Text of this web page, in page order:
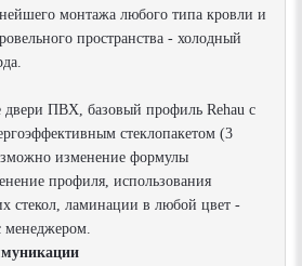
монтажа любого типа кровли и
пространства - холодный
ПВХ, базовый профиль Rehau с
стеклопакетом (3
изменение формулы
профиля, использования
стекол, ламинации в любой цвет -